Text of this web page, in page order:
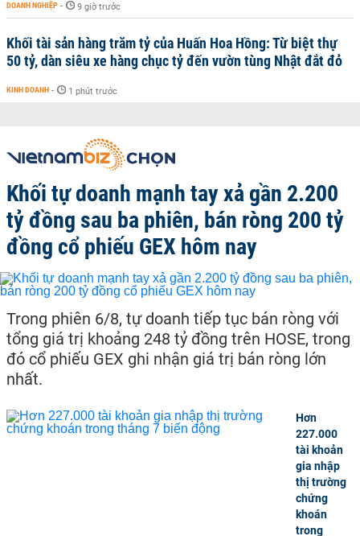
DOANH NGHIỆP - 9 giờ trước
Khối tài sản hàng trăm tỷ của Huấn Hoa Hồng: Từ biệt thự
50 tỷ, dàn siêu xe hàng chục tỷ đến vườn tùng Nhật đắt đỏ
KINH DOANH - 1 phút trước
Khối tự doanh mạnh tay xả gần 2.200
tỷ đồng sau ba phiên, bán ròng 200 tỷ
đồng cổ phiếu GEX hôm nay
Trong phiên 6/8, tự doanh tiếp tục bán ròng với
tổng giá trị khoảng 248 tỷ đồng trên HOSE, trong
đó cổ phiếu GEX ghi nhận giá trị bán ròng lớn
nhất.
Hơn
227.000
tài khoản
gia nhập
thị trường
chứng
khoán
trong